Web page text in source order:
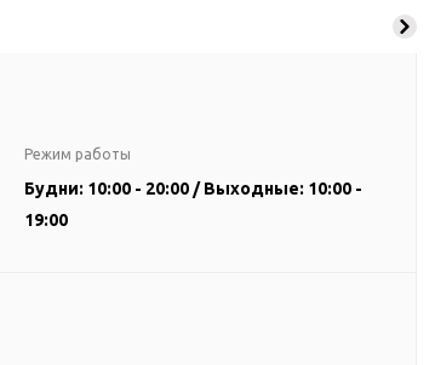
Режим работы
Будни: 10:00 - 20:00 / Выходные: 10:00 -
19:00